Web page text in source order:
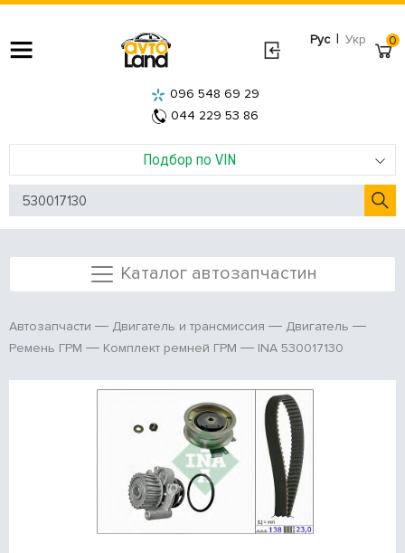
Рус | Укр
Подбор по VIN
096 548 69 29
044 229 53 86
0
Каталог автозапчастин
Автозапчасти Двигатель и трансмиссия
Двигатель
Ремень ГРМ
Комплект ремней ГРМ INA 530017130